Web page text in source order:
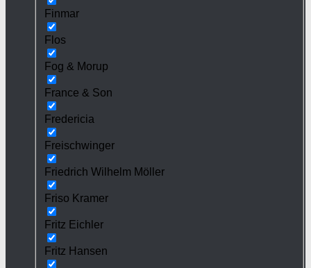
Finmar
Flos
Fog & Morup
France & Son
Fredericia
Freischwinger
Friedrich Wilhelm Möller
Friso Kramer
Fritz Eichler
Fritz Hansen